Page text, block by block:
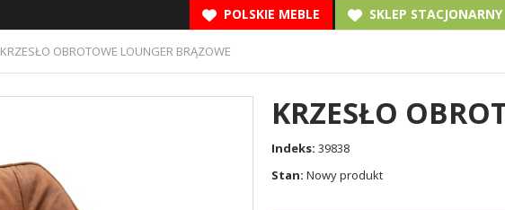
POLSKIE MEBLE
SKLEP STACJONARNY
KRZESŁO OBROTOWE LOUNGER BRĄZOWE
KRZESŁO
Indeks: 39838
Stan: Nowy produkt